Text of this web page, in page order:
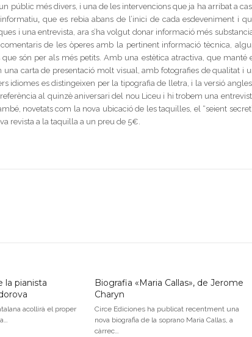
públic més divers, i una de les intervencions que ja ha arribat a
,que es rebia abans de l’inici de cada esdeveniment i
i una entrevista, ara s’ha volgut donar informació més
de les òperes amb la pertinent informació tècnica,
són per als més petits. Amb una estètica atractiva, que manté
carta de presentació molt visual, amb fotografies de qualitat i
idiomes es distingeixen per la tipografia de lletra, i la versió
al quinzè aniversari del nou Liceu i hi trobem una
novetats com la nova ubicació de les taquilles, el “seient
revista a la taquilla a un preu de 5€.
la pianista
acollirà el proper
Biografia «Maria Callas», de Jerome
Charyn
Circe Ediciones ha publicat recentment una
nova biografia de la soprano Maria Callas, a
càrrec…